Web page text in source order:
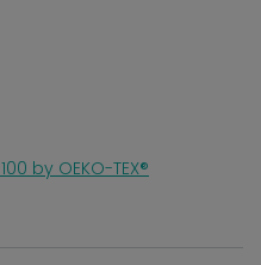
by OEKO-TEX®